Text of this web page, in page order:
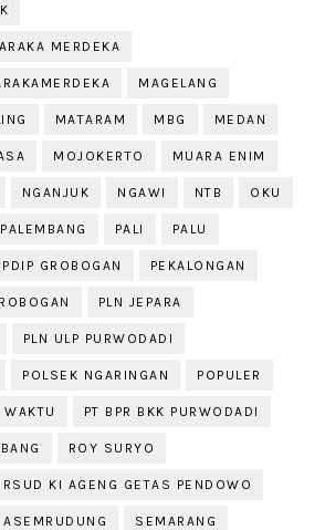
MERDEKA
MAGELANG
MATARAM MBG MEDAN
MOJOKERTO MUARA ENIM
NGANJUK NGAWI NTB OKU
PALEMBANG PALI PALU
PDIP GROBOGAN PEKALONGAN
PLN JEPARA
PLN ULP PURWODADI
POLSEK NGARINGAN POPULER
WAKTU PT BPR BKK PURWODADI
ROY SURYO
RSUD KI AGENG GETAS PENDOWO
SEMARANG